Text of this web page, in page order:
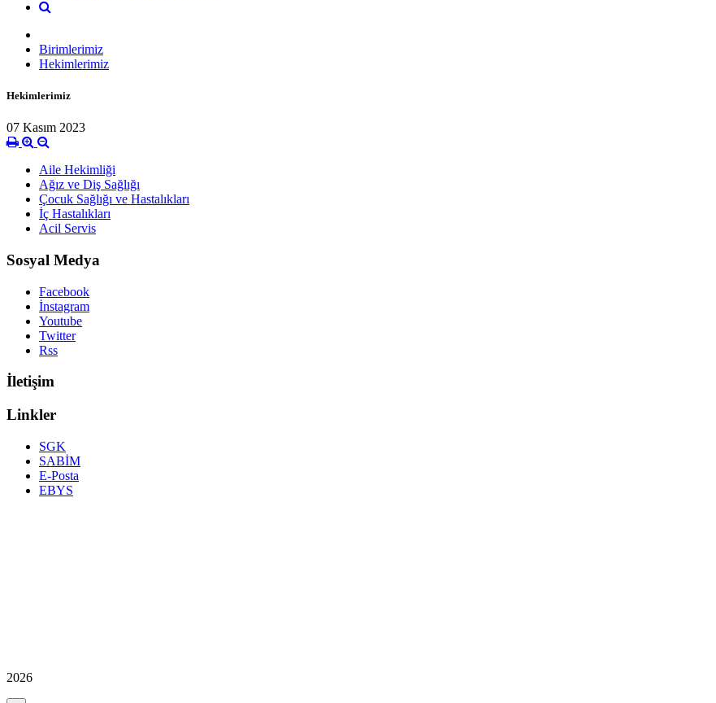
Birimlerimiz
Hekimlerimiz
Hekimlerimiz
07 Kasım 2023
Aile Hekimliği
Ağız ve Diş Sağlığı
Çocuk Sağlığı ve Hastalıkları
İç Hastalıkları
Acil Servis
Sosyal Medya
Facebook
İnstagram
Youtube
Twitter
Rss
İletişim
Linkler
SGK
SABİM
E-Posta
EBYS
2026